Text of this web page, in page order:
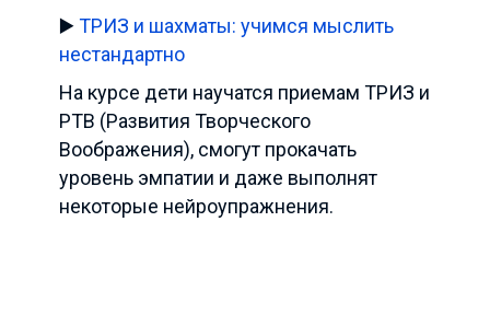
▶️ТРИЗ и шахматы: учимся мыслить
нестандартно
На курсе дети научатся приемам ТРИЗ и
РТВ (Развития Творческого
Воображения), смогут прокачать
уровень эмпатии и даже выполнят
некоторые нейроупражнения.